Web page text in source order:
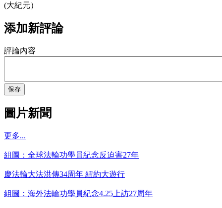
(大紀元）
添加新評論
評論內容
保存
圖片新聞
更多...
組圖：全球法輪功學員紀念反迫害27年
慶法輪大法洪傳34周年 紐約大遊行
組圖：海外法輪功學員紀念4.25上訪27周年